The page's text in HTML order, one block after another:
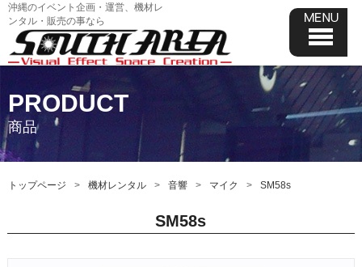
沖縄のイベント企画・運営、機材レ
ンタル・販売の事なら
PRODUCT
商品
トップページ 機材レンタル 音響 マイク SM58s
SM58s